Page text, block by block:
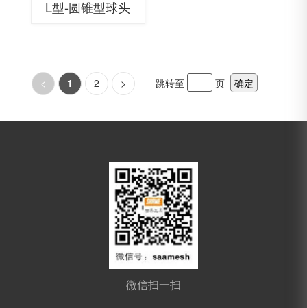
L型-圆锥型球头
< 1 2 > 跳转至 页 确定
微信扫一扫